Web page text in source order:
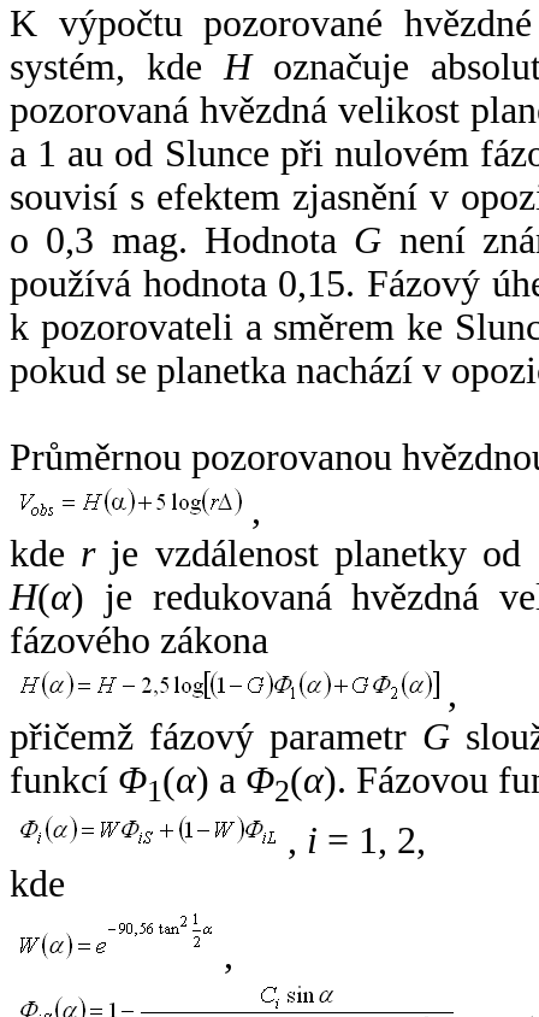
K výpočtu pozorované
systém, kde Hoznačuje
pozorovaná hvězdná velikost
a 1 au od Slunce při nulovém
souvisí s efektem zjasnění v
o 0,3 mag. Hodnota G není
používá hodnota 0,15. Fázový
k pozorovateli a směrem ke
pokud se planetka nachází v
Průměrnou pozorovanou
,
kde rje vzdálenost planetky od
H(α) je redukovaná hvězdná
fázového zákona
,
přičemž fázový parametr G
funkcí Φ1(α) a Φ2(α). Fázovou
, i = 1, 2,
kde
,